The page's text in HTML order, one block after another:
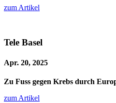
zum Artikel
Tele Basel
Apr. 20, 2025
Zu Fuss gegen Krebs durch
zum Artikel